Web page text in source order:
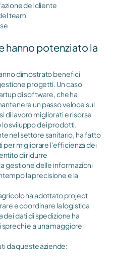
del cliente
team
hanno potenziato la
dimostrato benefici
progetti. Un caso
di software, che ha
un passo veloce sul
di lavoro migliorati e risorse
sviluppo dei prodotti.
nel settore sanitario, ha fatto
per migliorare l'efficienza dei
di ridurre
gestione delle informazioni
la precisione e la
ha adottato project
e coordinare la logistica
dati di spedizione ha
e a una maggiore
da queste aziende: